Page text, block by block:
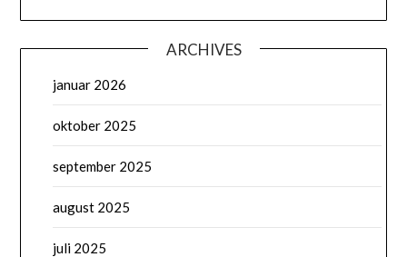
ARCHIVES
januar 2026
oktober 2025
september 2025
august 2025
juli 2025